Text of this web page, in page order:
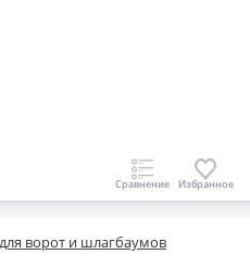
ворот и шлагбаумов